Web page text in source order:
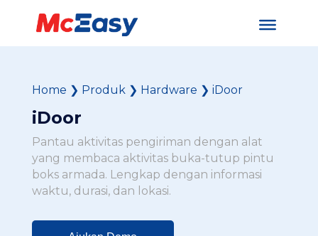
Home ❯ Produk❯ Hardware ❯ iDoor
iDoor
Pantau aktivitas pengiriman dengan alat
yang membaca aktivitas buka-tutup pintu
boks armada. Lengkap dengan informasi
waktu, durasi, dan lokasi.